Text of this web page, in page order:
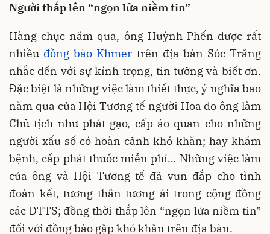
Người thắp lên “ngọn lửa niềm tin”
Hàng chục năm qua, ông Huỳnh Phến được rất
nhiều đồng bào Khmer trên địa bàn Sóc Trăng
nhắc đến với sự kính trọng, tin tưởng và biết ơn.
Đặc biệt là những việc làm thiết thực, ý nghĩa bao
năm qua của Hội Tương tế người Hoa do ông làm
Chủ tịch như phát gạo, cấp áo quan cho những
người xấu số có hoàn cảnh khó khăn; hay khám
bệnh, cấp phát thuốc miễn phí… Những việc làm
của ông và Hội Tương tế đã vun đắp cho tình
đoàn kết, tương thân tương ái trong cộng đồng
các DTTS; đồng thời thắp lên “ngọn lửa niềm tin”
đối với đồng bào gặp khó khăn trên địa bàn.